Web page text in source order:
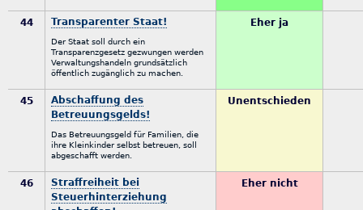
44 Transparenter Staat!
Der Staat soll durch ein
Transparenzgesetz gezwungen werden
Verwaltungshandeln grundsätzlich
öffentlich zugänglich zu machen.
Eher ja
45
Abschaffung des
Betreuungsgelds!
Das Betreuungsgeld für Familien, die
ihre Kleinkinder selbst betreuen, soll
abgeschafft werden.
Unentschieden
46
Straffreiheit bei
Steuerhinterziehung
Eher nicht